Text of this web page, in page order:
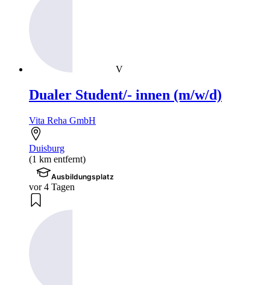
V
Dualer Student/- innen (m/w/d)
Vita Reha GmbH
Duisburg
(1 km entfernt)
Ausbildungsplatz
vor 4 Tagen